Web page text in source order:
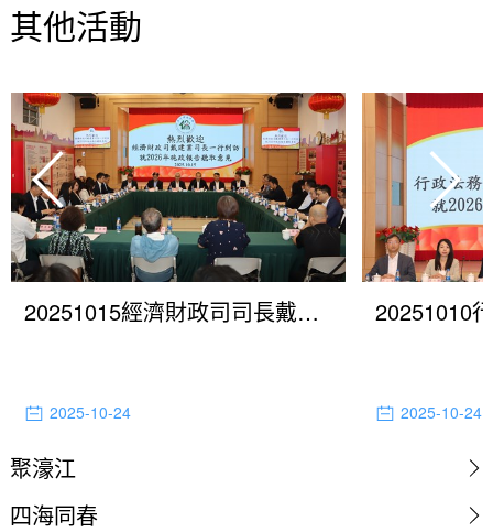
其他活動
20251015經濟財政司司長戴建業就編製2026年度施政方針聽取歸僑總會意見
2025-10-24 2025-10-24
聚濠江
四海同春